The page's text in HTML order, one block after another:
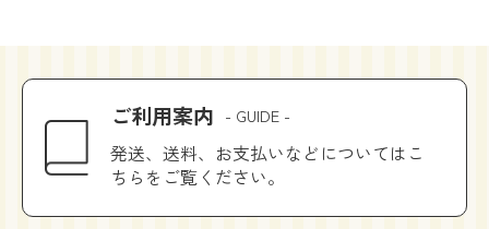
ご利用案内 - GUIDE -
発送、送料、お支払いなどについてはこ
ちらをご覧ください。